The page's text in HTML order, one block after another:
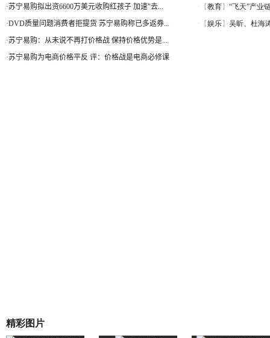
·苏宁易购拟出资6600万美元收购红孩子 加速"去...
·DVD质量问题消费者拒提货 苏宁易购称已多返券...
·苏宁易购：从未说不再打价格战 保持价格优势是...
·苏宁易购为电商价格平反 评：价格战是电商必修课